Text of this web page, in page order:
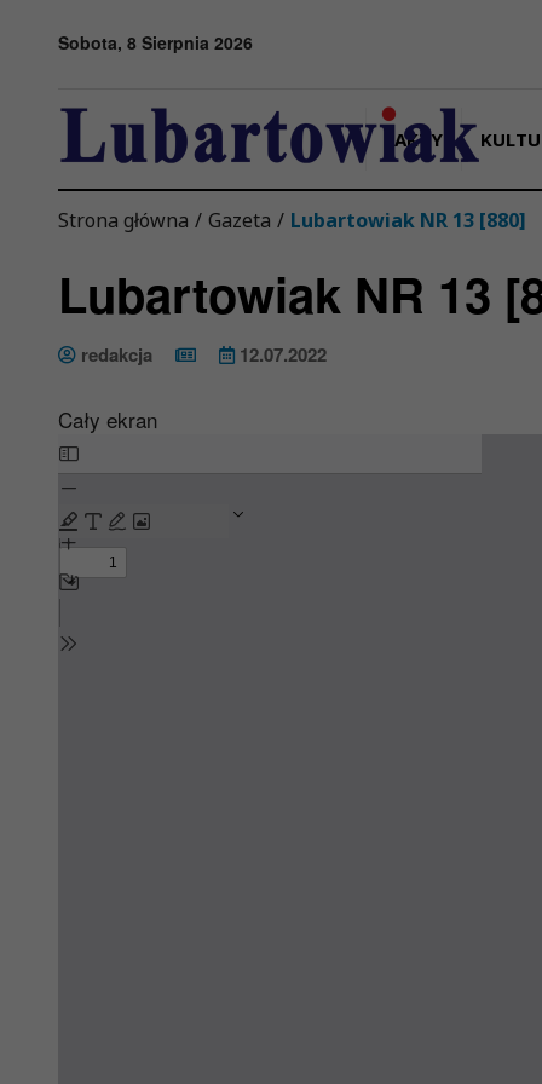
Sobota, 8 Sierpnia 2026
FAKTY
Strona główna / Gazeta / Lubartowiak NR 13 [880]
Lubartowiak NR 13
redakcja 12.07.2022
Cały ekran
Skip
to
PDF
content